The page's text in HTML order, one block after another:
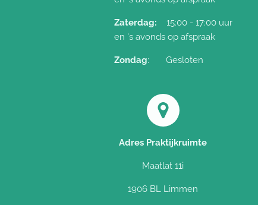
Zaterdag: 15:00 - 17:00 uur
en 's avonds op afspraak
Zondag: Gesloten
Adres Praktijkruimte
Maatlat 11i
1906 BL Limmen